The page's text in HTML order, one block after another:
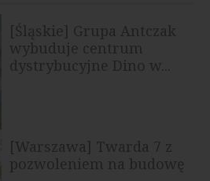
[Śląskie] Grupa Antczak
wybuduje centrum
dystrybucyjne Dino w...
[Warszawa] Twarda 7 z
pozwoleniem na budowę